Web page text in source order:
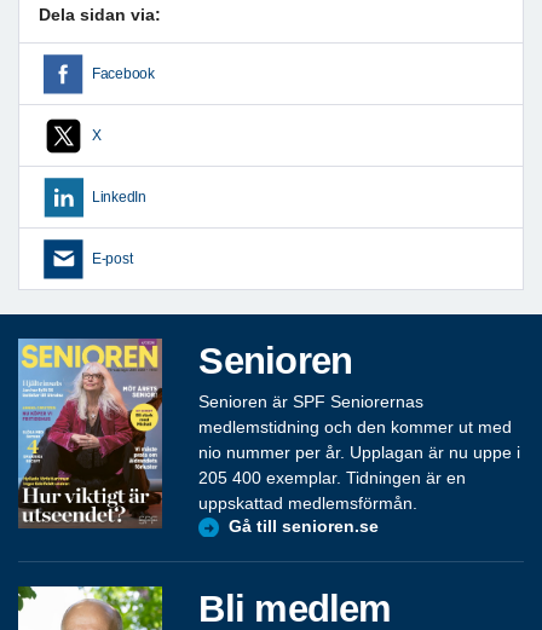
Dela sidan via:
Facebook
X
LinkedIn
E-post
Senioren
Senioren är SPF Seniorernas
medlemstidning och den kommer ut med
nio nummer per år. Upplagan är nu uppe i
205 400 exemplar. Tidningen är en
uppskattad medlemsförmån.
Gå till senioren.se
Bli medlem